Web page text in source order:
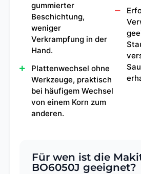
gummierter
Beschichtung,
weniger
Verkrampfung in der
Hand.
Plattenwechsel ohne
Werkzeuge, praktisch
bei häufigem Wechsel
von einem Korn zum
anderen.
Für wen ist die
BO6050J geeignet?